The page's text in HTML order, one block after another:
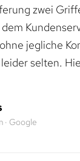
zwei
jegliche
selten.
· Google